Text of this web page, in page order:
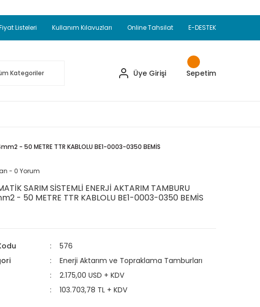
50 Adet Alımlarda Sepette Ekstra %5 İskonto...
Tip Termokupul Ürünlerinde 250 Adet Alımlarda Sepette
ve Üzeri EMKO Ürünleri Alışverişlerinizde Sepette
Listeleri Kullanım Kılavuzları Online Tahsilat E-DESTEK
Üye Girişi Sepetim
- 50 METRE TTR KABLOLU BE1-0003-0350 BEMİS
- 0 Yorum
SARIM SİSTEMLİ ENERJİ AKTARIM TAMBURU
- 50 METRE TTR KABLOLU BE1-0003-0350 BEMİS
576
Enerji Aktarım ve Topraklama Tamburları
2.175,00 USD + KDV
103.703,78 TL + KDV